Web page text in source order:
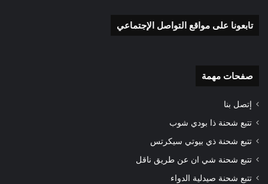
تابعونا على مواقع التواصل الإجتماعي
صفحات مهمة
إتصل بنا
تتبع شحنة ذا بودي شوب
تتبع شحنة ذي بيوتي سيكرتس
تتبع شحنة شي ان عن طريق ناقل
تتبع شحنة صيدلية الدواء